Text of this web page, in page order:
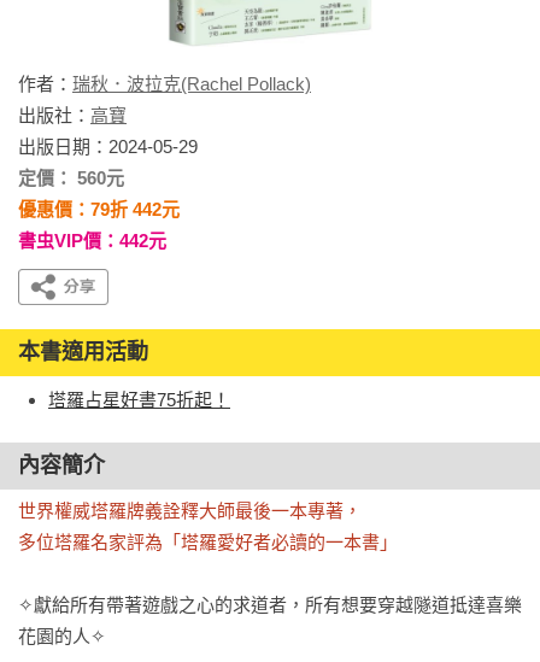
作者： 瑞秋．波拉克(Rachel Pollack)
出版社： 高寶
出版日期：2024-05-29
定價： 560元
優惠價：79折 442元
書虫VIP價：442元
本書適用活動
塔羅占星好書75折起！
內容簡介
世界權威塔羅牌義詮釋大師最後一本專著，
多位塔羅名家評為「塔羅愛好者必讀的一本書」
✧獻給所有帶著遊戲之心的求道者，所有想要穿越隧道抵達喜樂
花園的人✧